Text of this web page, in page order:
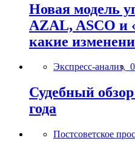
Новая модель
AZAL, ASCO и
какие
Экспресс-анализ,
Судебный
года
Постсоветское